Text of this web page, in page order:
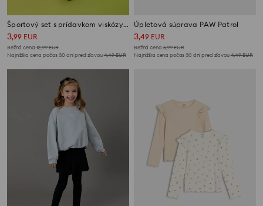
Športový set s prídavkom viskózy Active
3,99 EUR
Bežná cena 12,99EUR
Najnižšia cena počas 30 dní pred zľavou4,49EUR
Úpletová súprava PAW Patrol
3,49 EUR
Bežná cena 5,99EUR
Najnižšia cena počas 30 dní pred zľavou4,49EUR